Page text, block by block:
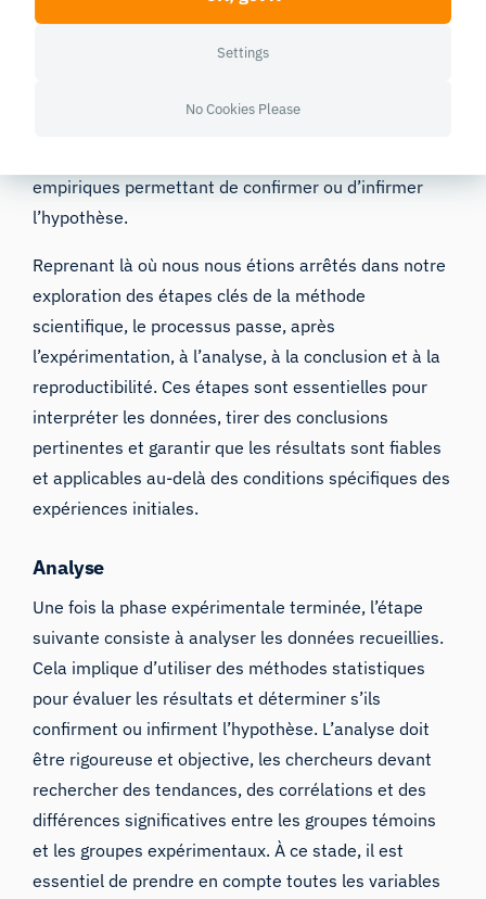
réduire au minimum les variables externes
garantir que tout changement observé puisse être
empiriques permettant de confirmer ou d’infirmer
l’hypothèse.
Reprenant là où nous nous étions arrêtés dans notre
exploration des étapes clés de la méthode
scientifique, le processus passe, après
l’expérimentation, à l’analyse, à la conclusion et à la
reproductibilité. Ces étapes sont essentielles pour
interpréter les données, tirer des conclusions
pertinentes et garantir que les résultats sont fiables
et applicables au-delà des conditions spécifiques des
expériences initiales.
Analyse
Une fois la phase expérimentale terminée, l’étape
suivante consiste à analyser les données recueillies.
Cela implique d’utiliser des méthodes statistiques
pour évaluer les résultats et déterminer s’ils
confirment ou infirment l’hypothèse. L’analyse doit
être rigoureuse et objective, les chercheurs devant
rechercher des tendances, des corrélations et des
différences significatives entre les groupes témoins
et les groupes expérimentaux. À ce stade, il est
essentiel de prendre en compte toutes les variables
Settings
No Cookies Please